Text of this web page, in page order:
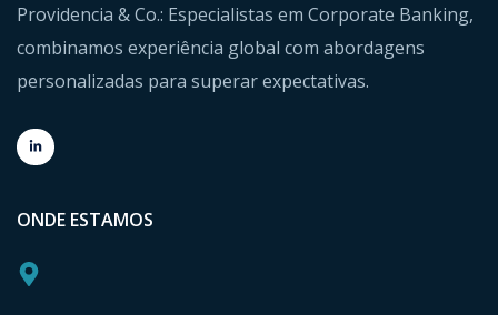
Providencia & Co.: Especialistas em Corporate Banking,
combinamos experiência global com abordagens
personalizadas para superar expectativas.
ONDE ESTAMOS